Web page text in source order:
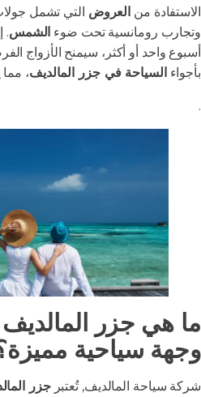
الاستفادة من العروض التي تشمل
وتجارب رومانسية تحت ضوء الشمس.
أسبوع واحد أو أكثر، سيمنح الأزواج
بأجواء السياحة في جزر المالديف،
.
ما هي جزر المالديف
وجهة سياحية
شركة سياحة المالديف, تُعتبرجزر